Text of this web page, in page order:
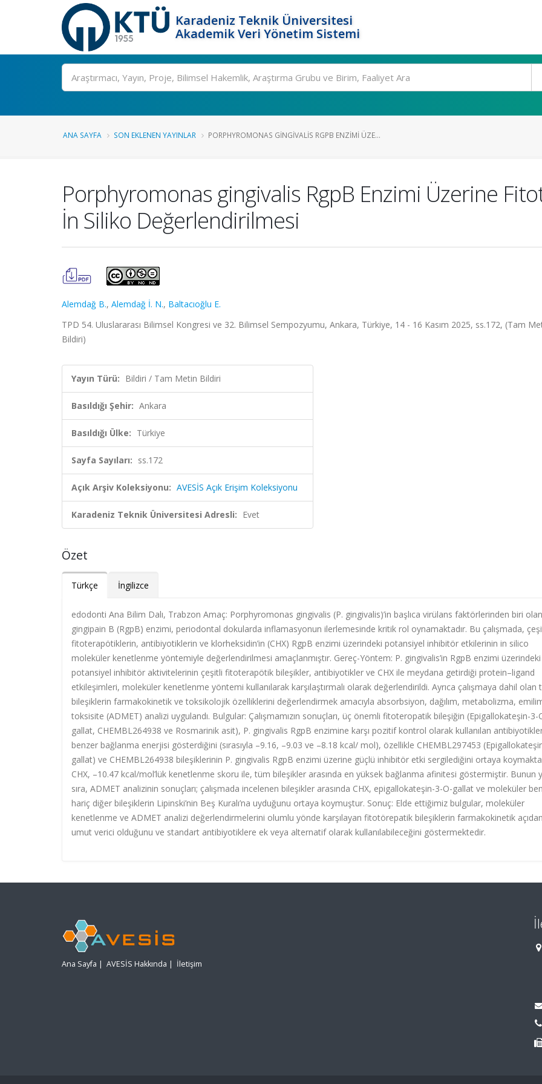
Karadeniz Teknik Üniversitesi
Akademik Veri Yönetim Sistemi
Ara
ANA SAYFA SON EKLENEN YAYINLAR PORPHYROMONAS GINGIVALIS RGPB ENZIMI ÜZE...
Porphyromonas gingivalis RgpB Enzimi Üzerine
İn Siliko Değerlendirilmesi
Alemdağ B., Alemdağ İ. N., Baltacıoğlu E.
TPD 54. Uluslararası Bilimsel Kongresi ve 32. Bilimsel Sempozyumu, Ankara, Türkiye, 14 - 16 Kasım 2025, ss.172, (Tam
Bildiri)
Yayın Türü: Bildiri / Tam Metin Bildiri
Basıldığı Şehir: Ankara
Basıldığı Ülke: Türkiye
Sayfa Sayıları: ss.172
Açık Arşiv Koleksiyonu: AVESİS Açık Erişim Koleksiyonu
Karadeniz Teknik Üniversitesi Adresli: Evet
Özet
Türkçe İngilizce
edodonti Ana Bilim Dalı, Trabzon Amaç: Porphyromonas gingivalis (P. gingivalis)’in başlıca virülans faktörlerinden biri
gingipain B (RgpB) enzimi, periodontal dokularda inflamasyonun ilerlemesinde kritik rol oynamaktadır. Bu çalışmada,
fitoterapötiklerin, antibiyotiklerin ve klorheksidin’in (CHX) RgpB enzimi üzerindeki potansiyel inhibitör etkilerinin in silico
moleküler kenetlenme yöntemiyle değerlendirilmesi amaçlanmıştır. Gereç-Yöntem: P. gingivalis’in RgpB enzimi üzerindeki
potansiyel inhibitör aktivitelerinin çeşitli fitoterapötik bileşikler, antibiyotikler ve CHX ile meydana getirdiği protein–ligand
etkileşimleri, moleküler kenetlenme yöntemi kullanılarak karşılaştırmalı olarak değerlendirildi. Ayrıca çalışmaya dahil olan
bileşiklerin farmakokinetik ve toksikolojik özelliklerini değerlendirmek amacıyla absorbsiyon, dağılım, metabolizma,
toksisite (ADMET) analizi uygulandı. Bulgular: Çalışmamızın sonuçları, üç önemli fitoteropatik bileşiğin (Epigallokateşin-3-
gallat, CHEMBL264938 ve Rosmarinik asit), P. gingivalis RgpB enzimine karşı pozitif kontrol olarak kullanılan
benzer bağlanma enerjisi gösterdiğini (sırasıyla –9.16, –9.03 ve –8.18 kcal/ mol), özellikle CHEMBL297453
gallat) ve CHEMBL264938 bileşiklerinin P. gingivalis RgpB enzimi üzerine güçlü inhibitör etki sergilediğini ortaya
CHX, –10.47 kcal/mol’lük kenetlenme skoru ile, tüm bileşikler arasında en yüksek bağlanma afinitesi göstermiştir. Bunun
sıra, ADMET analizinin sonuçları; çalışmada incelenen bileşikler arasında CHX, epigallokateşin-3-O-gallat ve moleküler
hariç diğer bileşiklerin Lipinski’nin Beş Kuralı’na uyduğunu ortaya koymuştur. Sonuç: Elde ettiğimiz bulgular, moleküler
kenetlenme ve ADMET analizi değerlendirmelerini olumlu yönde karşılayan fitotörepatik bileşiklerin farmakokinetik
umut verici olduğunu ve standart antibiyotiklere ek veya alternatif olarak kullanılabileceğini göstermektedir.
Ana Sayfa | AVESİS Hakkında | İletişim